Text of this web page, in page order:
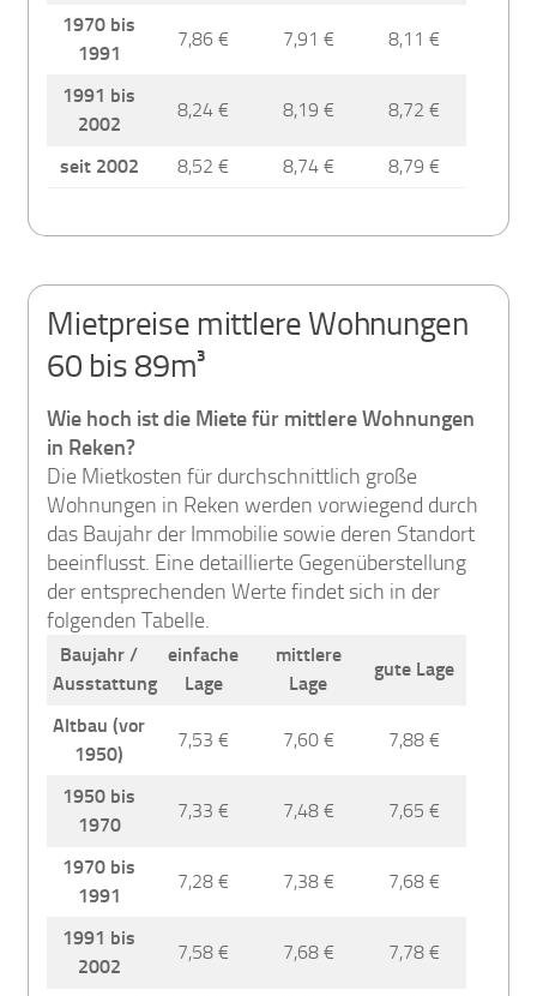
1970 bis
1991
7,86 € 7,91 € 8,11 €
1991 bis
2002
8,24 € 8,19 € 8,72 €
seit 2002 8,52 € 8,74 € 8,79 €
Mietpreise mittlere Wohnungen
60 bis 89m³
Wie hoch ist die Miete für mittlere Wohnungen
in Reken?
Die Mietkosten für durchschnittlich große
Wohnungen in Reken werden vorwiegend durch
das Baujahr der Immobilie sowie deren Standort
beeinflusst. Eine detaillierte Gegenüberstellung
der entsprechenden Werte findet sich in der
folgenden Tabelle.
Baujahr /
Ausstattung
einfache
Lage
mittlere
Lage
gute Lage
Altbau (vor
1950)
7,53 € 7,60 € 7,88 €
1950 bis
1970
7,33 € 7,48 € 7,65 €
1970 bis
1991
7,28 € 7,38 € 7,68 €
1991 bis
2002
7,58 € 7,68 € 7,78 €